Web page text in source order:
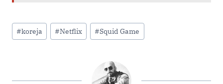
o
o
m p
p
Post
Tags:
#koreja #Netflix #Squid Game